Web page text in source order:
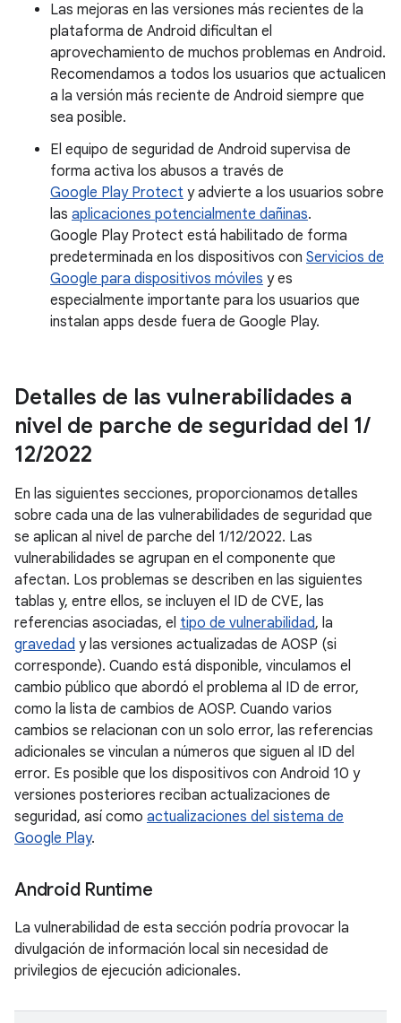
Las mejoras en las versiones más recientes de la
plataforma de Android dificultan el
aprovechamiento de muchos problemas en Android.
Recomendamos a todos los usuarios que actualicen
a la versión más reciente de Android siempre que
sea posible.
El equipo de seguridad de Android supervisa de
forma activa los abusos a través de
Google Play Protect y advierte a los usuarios sobre
las aplicaciones potencialmente dañinas.
Google Play Protect está habilitado de forma
predeterminada en los dispositivos con Servicios de
Google para dispositivos móviles y es
especialmente importante para los usuarios que
instalan apps desde fuera de Google Play.
Detalles de las vulnerabilidades a
nivel de parche de seguridad del 1/
12/2022
En las siguientes secciones, proporcionamos detalles
sobre cada una de las vulnerabilidades de seguridad que
se aplican al nivel de parche del 1/12/2022. Las
vulnerabilidades se agrupan en el componente que
afectan. Los problemas se describen en las siguientes
tablas y, entre ellos, se incluyen el ID de CVE, las
referencias asociadas, el tipo de vulnerabilidad, la
gravedad y las versiones actualizadas de AOSP (si
corresponde). Cuando está disponible, vinculamos el
cambio público que abordó el problema al ID de error,
como la lista de cambios de AOSP. Cuando varios
cambios se relacionan con un solo error, las referencias
adicionales se vinculan a números que siguen al ID del
error. Es posible que los dispositivos con Android 10 y
versiones posteriores reciban actualizaciones de
seguridad, así como actualizaciones del sistema de
Google Play.
Android Runtime
La vulnerabilidad de esta sección podría provocar la
divulgación de información local sin necesidad de
privilegios de ejecución adicionales.